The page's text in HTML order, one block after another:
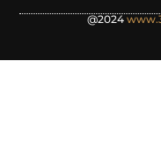
@2024